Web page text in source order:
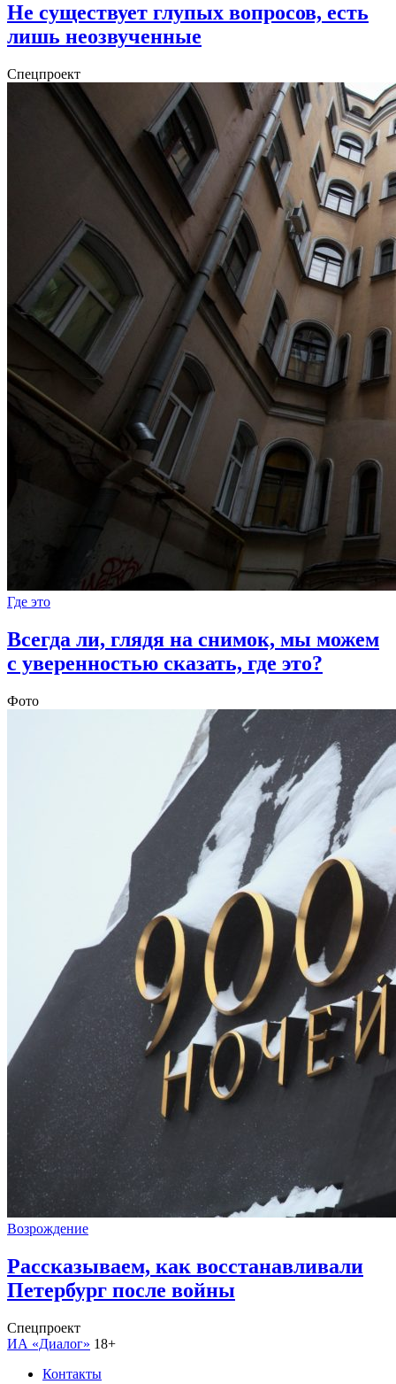
Не существует глупых вопросов, есть
лишь неозвученные
Спецпроект
Где это
Всегда ли, глядя на снимок, мы можем
с уверенностью сказать, где это?
Фото
Возрождение
Рассказываем, как восстанавливали
Петербург после войны
Спецпроект
ИА «Диалог» 18+
Контакты